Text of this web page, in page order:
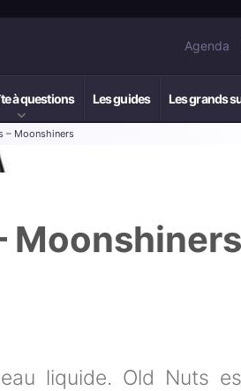
Agenda
à questions Les guides Les grands
– Moonshiners
Moonshiners
liquide. Old Nuts